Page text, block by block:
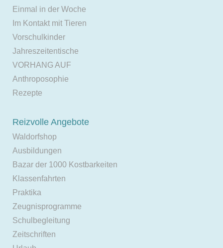
Einmal in der Woche
Im Kontakt mit Tieren
Vorschulkinder
Jahreszeitentische
VORHANG AUF
Anthroposophie
Rezepte
Reizvolle Angebote
Waldorfshop
Ausbildungen
Bazar der 1000 Kostbarkeiten
Klassenfahrten
Praktika
Zeugnisprogramme
Schulbegleitung
Zeitschriften